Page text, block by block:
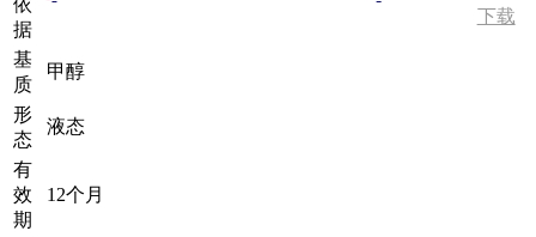
依
据
下载
基
质
甲醇
形
态
液态
有
效
期
12个月